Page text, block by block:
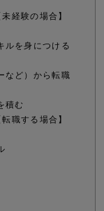
経験の場合】
ルを身につける
など）から転職
積む
職する場合】